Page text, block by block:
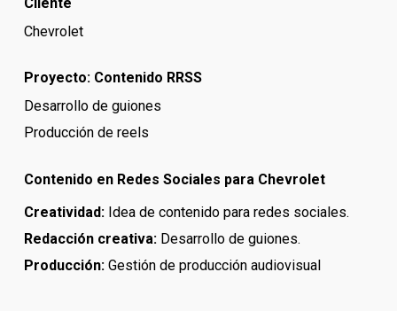
Chevrolet
Proyecto: Contenido RRSS
Desarrollo de guiones
Producción de reels
Contenido en Redes Sociales para Chevrolet
Creatividad: Idea de contenido para redes sociales.
Redacción creativa: Desarrollo de guiones.
Producción: Gestión de producción audiovisual